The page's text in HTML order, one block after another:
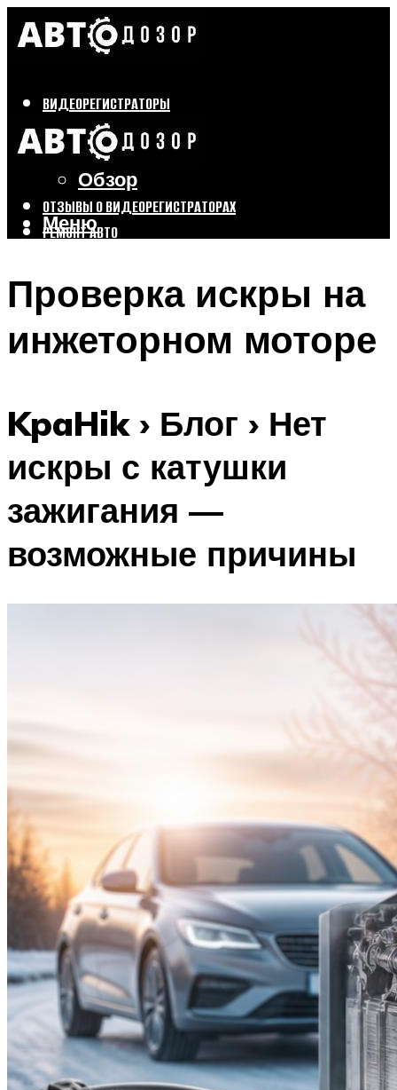
ВИДЕОРЕГИСТРАТОРЫ
Бренды
Выбор
Обзор
ОТЗЫВЫ О ВИДЕОРЕГИСТРАТОРАХ
РЕМОНТ АВТО
Меню
Проверка искры на
инжеторном моторе
KpaHik › Блог › Нет
искры с катушки
зажигания —
возможные причины